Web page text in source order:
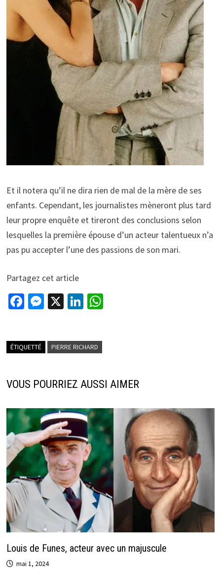
Et il notera qu’il ne dira rien de mal de la mère de ses
enfants. Cependant, les journalistes mèneront plus tard
leur propre enquête et tireront des conclusions selon
lesquelles la première épouse d’un acteur talentueux n’a
pas pu accepter l’une des passions de son mari.
Partagez cet article
Fa
o
k
M
n
r
X Li
dI
W
p
ÉTIQUETTÉ PIERRE RICHARD
VOUS POURRIEZ AUSSI AIMER
Louis de Funes, acteur avec un majuscule
mai 1, 2024